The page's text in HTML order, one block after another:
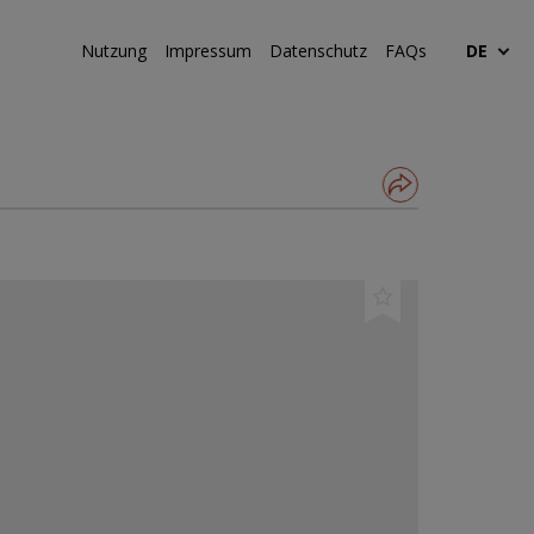
Nutzung Impressum Datenschutz FAQs DE